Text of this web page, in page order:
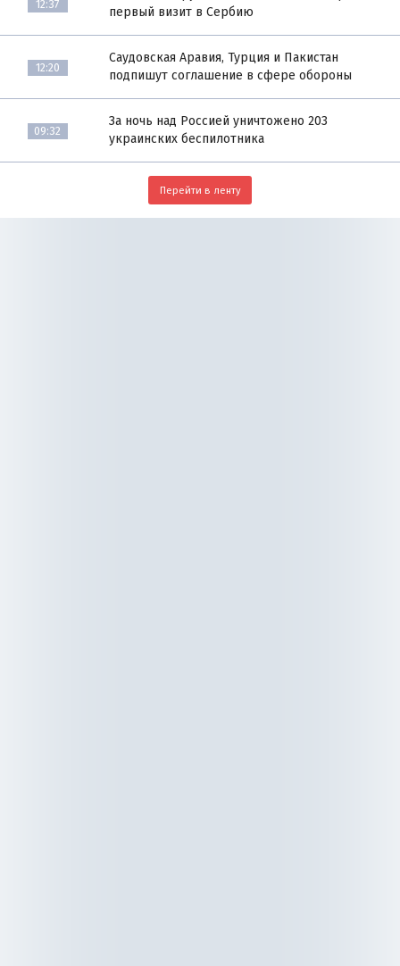
12:37
первый визит в Сербию
12:20
Саудовская Аравия, Турция и Пакистан
подпишут соглашение в сфере обороны
09:32
За ночь над Россией уничтожено 203
украинских беспилотника
Перейти в ленту